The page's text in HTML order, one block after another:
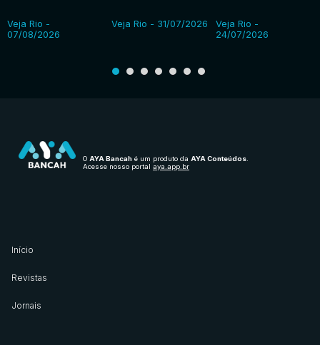
Veja Rio -
07/08/2026
Veja Rio - 31/07/2026
Veja Rio -
24/07/2026
O AYA Bancah é um produto da AYA Conteúdos
Acesse nosso portal aya.app.br
Início
Revistas
Jornais